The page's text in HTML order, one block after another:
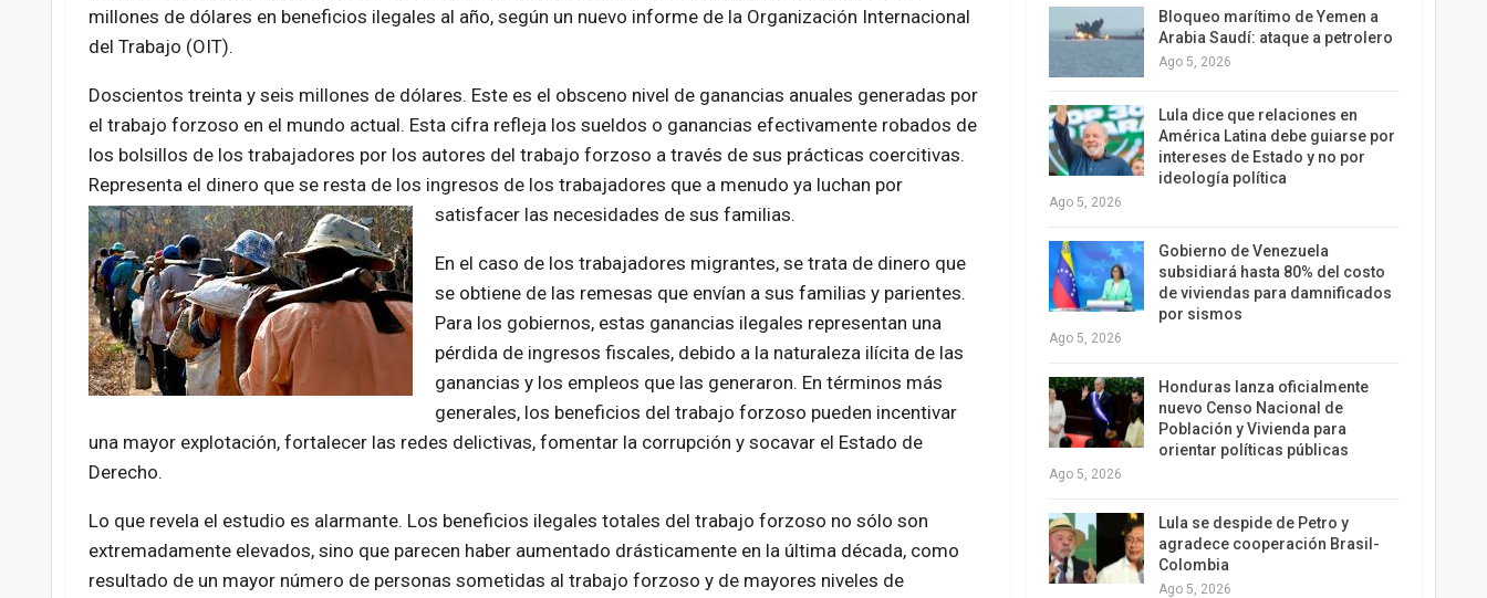
millones de dólares en beneficios ilegales al año, según un nuevo informe de la Organización Internacional
del Trabajo (OIT).
Doscientos treinta y seis millones de dólares. Este es el obsceno nivel de ganancias anuales generadas por
el trabajo forzoso en el mundo actual. Esta cifra refleja los sueldos o ganancias efectivamente robados de
los bolsillos de los trabajadores por los autores del trabajo forzoso a través de sus prácticas coercitivas.
Representa el dinero que se resta de los ingresos de los trabajadores que a menudo ya luchan por
satisfacer las necesidades de sus familias.
En el caso de los trabajadores migrantes, se trata de dinero que
se obtiene de las remesas que envían a sus familias y parientes.
Para los gobiernos, estas ganancias ilegales representan una
pérdida de ingresos fiscales, debido a la naturaleza ilícita de las
ganancias y los empleos que las generaron. En términos más
generales, los beneficios del trabajo forzoso pueden incentivar
una mayor explotación, fortalecer las redes delictivas, fomentar la corrupción y socavar el Estado de
Derecho.
Lo que revela el estudio es alarmante. Los beneficios ilegales totales del trabajo forzoso no sólo son
extremadamente elevados, sino que parecen haber aumentado drásticamente en la última década, como
resultado de un mayor número de personas sometidas al trabajo forzoso y de mayores niveles de
Bloqueo marítimo de Yemen a
Arabia Saudí: ataque a petrolero
Ago 5, 2026
Lula dice que relaciones en
América Latina debe guiarse por
intereses de Estado y no por
ideología política
Ago 5, 2026
Gobierno de Venezuela
subsidiará hasta 80% del costo
de viviendas para damnificados
por sismos
Ago 5, 2026
Honduras lanza oficialmente
nuevo Censo Nacional de
Población y Vivienda para
orientar políticas públicas
Ago 5, 2026
Lula se despide de Petro y
agradece cooperación Brasil-
Colombia
Ago 5, 2026